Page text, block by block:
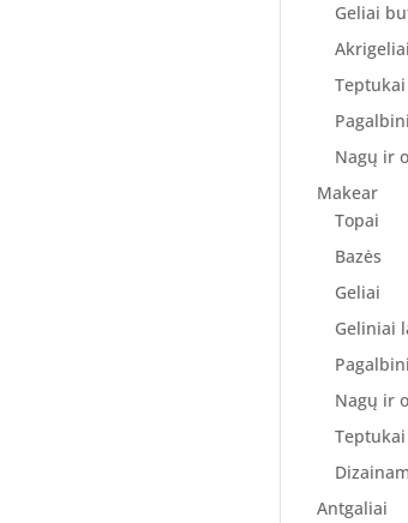
Geliai
Akrigeliai
Teptukai
Nagų ir
Makear
Topai
Bazės
Geliai
Geliniai
Nagų ir
Antgaliai